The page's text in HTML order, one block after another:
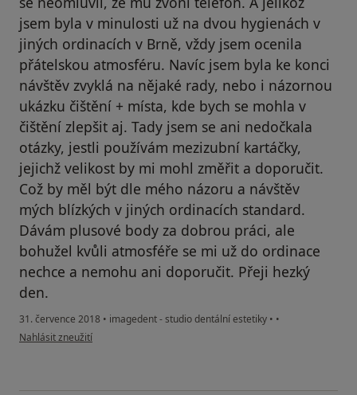
jsem byla v minulosti už na dvou hygienách v
jiných ordinacích v Brně, vždy jsem ocenila
přátelskou atmosféru. Navíc jsem byla ke konci
návštěv zvyklá na nějaké rady, nebo i názornou
ukázku čištění + místa, kde bych se mohla v
čištění zlepšit aj. Tady jsem se ani nedočkala
otázky, jestli používám mezizubní kartáčky,
jejichž velikost by mi mohl změřit a doporučit.
Což by měl být dle mého názoru a návštěv
mých blízkých v jiných ordinacích standard.
Dávám plusové body za dobrou práci, ale
bohužel kvůli atmosféře se mi už do ordinace
nechce a nemohu ani doporučit. Přeji hezký
den.
31. července 2018 • imagedent - studio dentální estetiky • •
podle názoru uživatele Dominika K.
Nahlásit zneužití